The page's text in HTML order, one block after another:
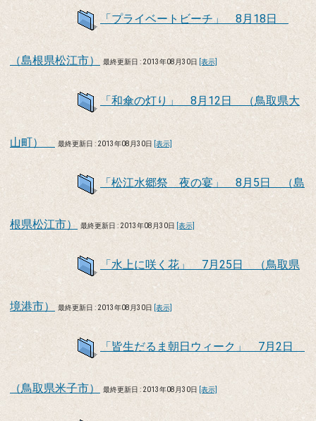
「プライベートビーチ」 8月18日
（島根県松江市） 最終更新日 : 2013年08月30日 [表示]
「和傘の灯り」 8月12日 （鳥取県大
山町） 最終更新日 : 2013年08月30日 [表示]
「松江水郷祭 夜の宴」 8月5日 （島
根県松江市） 最終更新日 : 2013年08月30日 [表示]
「水上に咲く花」 7月25日 （鳥取県
境港市） 最終更新日 : 2013年08月30日 [表示]
「皆生だるま朝日ウィーク」 7月2日
（鳥取県米子市） 最終更新日 : 2013年08月30日 [表示]